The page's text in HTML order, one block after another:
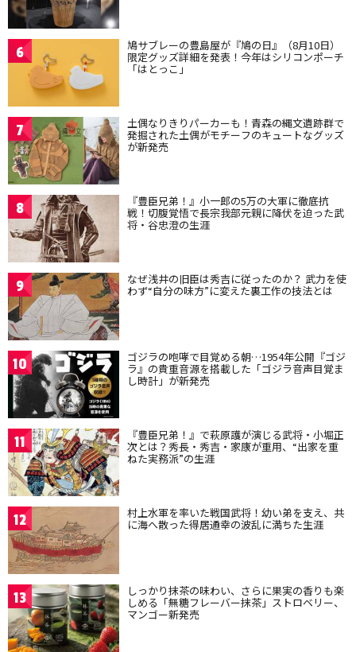
6 鳩サブレーの豊島屋が『鳩の日』（8月10日）
限定グッズ詳細を発表！今年はシリコンポーチ
「はとっこ」
7 土偶なりきりパーカーも！青森の縄文遺跡群で
発掘された土偶がモチーフのキュートなグッズ
が新発売
8 『豊臣兄弟！』小一郎の5万の大軍に徹底抗
戦！切腹覚悟で長宗我部元親に降伏を迫った武
将・谷忠澄の生涯
9 なぜ浅井の旧臣は秀吉に従ったのか？ 武力を使
わず“自分の味方”に変えた裏工作の技法とは
10 ゴジラの咆哮で目覚める朝…1954年公開『ゴジ
ラ』の貴重音源を搭載した「ゴジラ音声目覚ま
し時計」が新発売
11 『豊臣兄弟！』で萩原護が演じる武将・小堀正
次とは？秀長・秀吉・家康が重用、“出家を重
ねた実務派”の生涯
12 村上水軍を率いた戦国武将！幼い弟を支え、共
に海へ散った得居通幸の波乱に満ちた生涯
13 しっかり抹茶の味わい、さらに果実の香りも楽
しめる「無糖フレーバー抹茶」ストロベリー、
マンゴー新発売